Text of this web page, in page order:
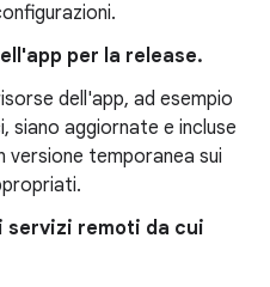
per la release.
dell'app, ad esempio
siano aggiornate e incluse
versione temporanea sui
servizi remoti da cui